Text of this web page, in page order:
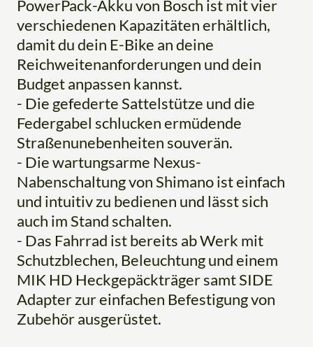
PowerPack-Akku von Bosch ist mit vier
verschiedenen Kapazitäten erhältlich,
damit du dein E-Bike an deine
Reichweitenanforderungen und dein
Budget anpassen kannst.
- Die gefederte Sattelstütze und die
Federgabel schlucken ermüdende
Straßenunebenheiten souverän.
- Die wartungsarme Nexus-
Nabenschaltung von Shimano ist einfach
und intuitiv zu bedienen und lässt sich
auch im Stand schalten.
- Das Fahrrad ist bereits ab Werk mit
Schutzblechen, Beleuchtung und einem
MIK HD Heckgepäckträger samt SIDE
Adapter zur einfachen Befestigung von
Zubehör ausgerüstet.